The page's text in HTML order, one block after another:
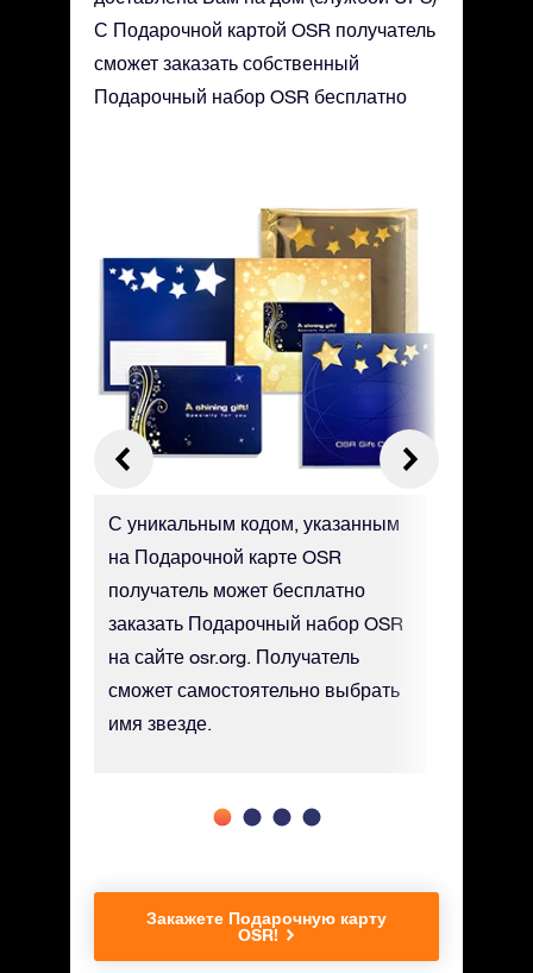
С Подарочной картой OSR получатель
сможет заказать собственный
Подарочный набор OSR бесплатно
С уникальным кодом, указанным
на Подарочной карте OSR
получатель может бесплатно
заказать Подарочный набор OSR
на сайте osr.org. Получатель
сможет самостоятельно выбрать
имя звезде.
Закажете Подарочную карту
OSR!